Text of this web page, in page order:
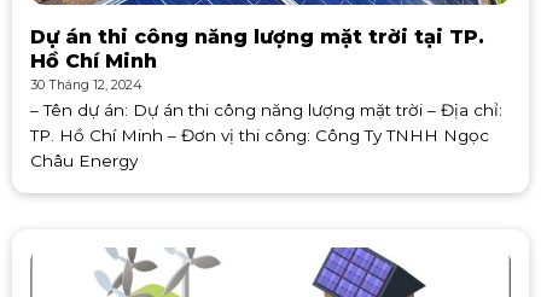
Dự án thi công năng lượng mặt trời tại TP.
Hồ Chí Minh
30 Tháng 12, 2024
– Tên dự án: Dự án thi công năng lượng mặt trời – Địa chỉ:
TP. Hồ Chí Minh – Đơn vị thi công: Công Ty TNHH Ngọc
Châu Energy